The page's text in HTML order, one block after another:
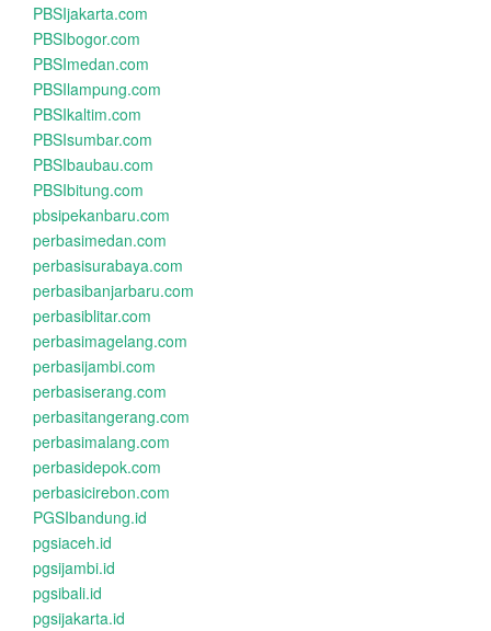
PBSIjakarta.com
PBSIbogor.com
PBSImedan.com
PBSIlampung.com
PBSIkaltim.com
PBSIsumbar.com
PBSIbaubau.com
PBSIbitung.com
pbsipekanbaru.com
perbasimedan.com
perbasisurabaya.com
perbasibanjarbaru.com
perbasiblitar.com
perbasimagelang.com
perbasijambi.com
perbasiserang.com
perbasitangerang.com
perbasimalang.com
perbasidepok.com
perbasicirebon.com
PGSIbandung.id
pgsiaceh.id
pgsijambi.id
pgsibali.id
pgsijakarta.id